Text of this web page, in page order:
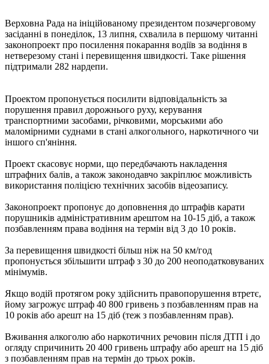
Верховна Рада на ініційованому президентом позачерговому
засіданні в понеділок, 13 липня, схвалила в першому читанні
законопроект про посилення покарання водіїв за водіння в
нетверезому стані і перевищення швидкості. Таке рішення
підтримали 282 нардепи.
Проектом пропонується посилити відповідальність за
порушення правил дорожнього руху, керування
транспортними засобами, річковими, морськими або
маломірними суднами в стані алкогольного, наркотичного чи
іншого сп'яніння.
Проект скасовує норми, що передбачають накладення
штрафних балів, а також законодавчо закріплює можливість
використання поліцією технічних засобів відеозапису.
Законопроект пропонує до доповнення до штрафів карати
порушників адміністративним арештом на 10-15 діб, а також
позбавленням права водіння на термін від 3 до 10 років.
За перевищення швидкості більш ніж на 50 км/год
пропонується збільшити штраф з 30 до 200 неоподатковуваних
мінімумів.
Якщо водій протягом року здійснить правопорушення втретє,
йому загрожує штраф 40 800 гривень з позбавленням прав на
10 років або арешт на 15 діб (теж з позбавленням прав).
Вживання алкоголю або наркотичних речовин після ДТП і до
огляду спричинить 20 400 гривень штрафу або арешт на 15 діб
з позбавленням прав на термін до трьох років.